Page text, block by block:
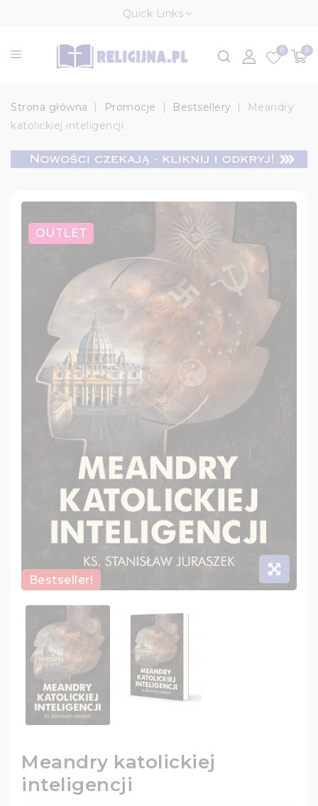
Quick Links
0
0
Strona główna Promocje Bestsellery
Meandry
katolickiej inteligencji
OUTLET
Bestseller!
Meandry katolickiej
inteligencji